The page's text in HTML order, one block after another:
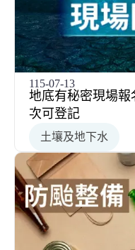
115-07-13
地底有秘密現場
次可登記
土壤及地下水